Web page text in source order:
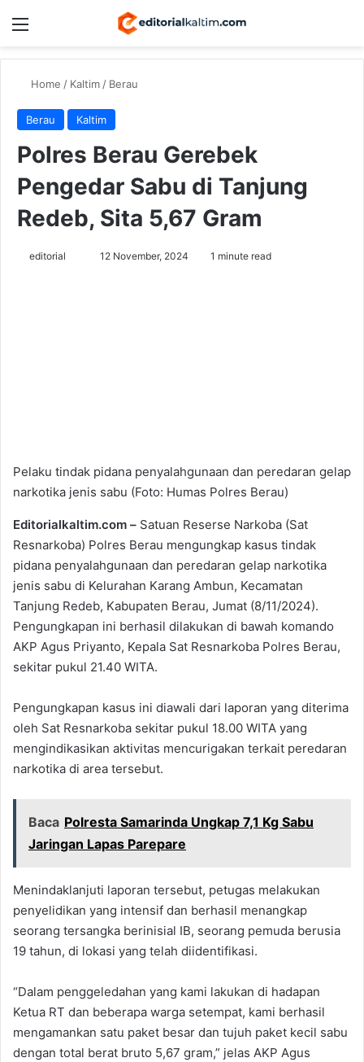
Menu
Home / Kaltim/ Berau
Berau Kaltim
Polres Berau Gerebek
Pengedar Sabu di Tanjung
Redeb, Sita 5,67 Gram
editorial
Send12 November, 2024 1 minute read
Pelaku tindak pidana penyalahgunaan dan peredaran gelap
narkotika jenis sabu (Foto: Humas Polres Berau)
Editorialkaltim.com – Satuan Reserse Narkoba (Sat
Resnarkoba) Polres Berau mengungkap kasus tindak
pidana penyalahgunaan dan peredaran gelap narkotika
jenis sabu di Kelurahan Karang Ambun, Kecamatan
Tanjung Redeb, Kabupaten Berau, Jumat (8/11/2024).
Pengungkapan ini berhasil dilakukan di bawah komando
AKP Agus Priyanto, Kepala Sat Resnarkoba Polres Berau,
sekitar pukul 21.40 WITA.
Pengungkapan kasus ini diawali dari laporan yang diterima
oleh Sat Resnarkoba sekitar pukul 18.00 WITA yang
mengindikasikan aktivitas mencurigakan terkait peredaran
narkotika di area tersebut.
Baca Polresta Samarinda Ungkap 7,1 Kg Sabu
Jaringan Lapas Parepare
Menindaklanjuti laporan tersebut, petugas melakukan
penyelidikan yang intensif dan berhasil menangkap
seorang tersangka berinisial IB, seorang pemuda berusia
19 tahun, di lokasi yang telah diidentifikasi.
“Dalam penggeledahan yang kami lakukan di hadapan
Ketua RT dan beberapa warga setempat, kami berhasil
mengamankan satu paket besar dan tujuh paket kecil sabu
dengan total berat bruto 5,67 gram,” jelas AKP Agus